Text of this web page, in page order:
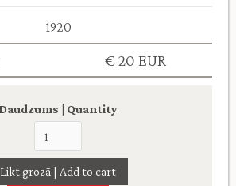
1920
€ 20 EUR
Daudzums | Quantity